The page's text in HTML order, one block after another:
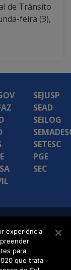
de Trânsito
feira (3),
SEJUSP
SEAD
SEILOG
SETESC
PGE
SEC
experiência
para
que trata